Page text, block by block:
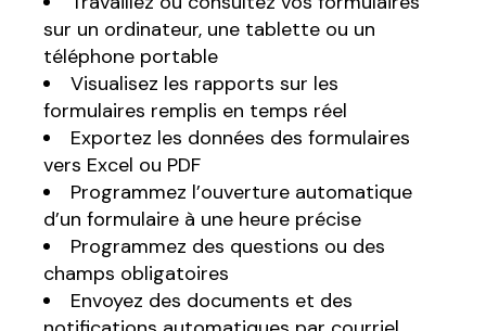
sur un ordinateur, une tablette ou un
téléphone portable
Visualisez les rapports sur les
formulaires remplis en temps réel
Exportez les données des formulaires
vers Excel ou PDF
Programmez l’ouverture automatique
d’un formulaire à une heure précise
Programmez des questions ou des
champs obligatoires
Envoyez des documents et des